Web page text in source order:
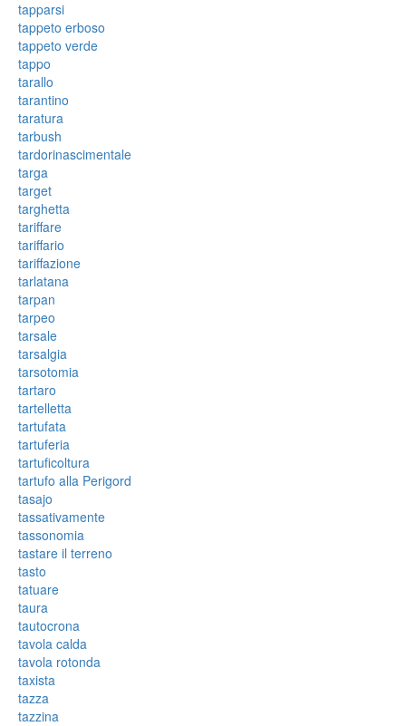
tapparsi
tappeto erboso
tappeto verde
tappo
tarallo
tarantino
taratura
tarbush
tardorinascimentale
targa
target
targhetta
tariffare
tariffario
tariffazione
tarlatana
tarpan
tarpeo
tarsale
tarsalgia
tarsotomia
tartaro
tartelletta
tartufata
tartuferia
tartuficoltura
tartufo alla Perigord
tasajo
tassativamente
tassonomia
tastare il terreno
tasto
tatuare
taura
tautocrona
tavola calda
tavola rotonda
taxista
tazza
tazzina